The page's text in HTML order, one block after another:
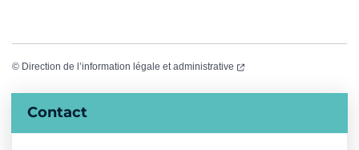
© Direction de l’information légale et administrative (ouverture dans un
Informations complémentaires
Contact